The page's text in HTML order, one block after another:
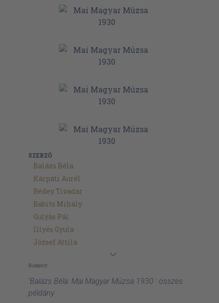
SZERZŐ
Balázs Béla
Kárpáti Aurél
Rédey Tivadar
Babits Mihály
Gulyás Pál
Illyés Gyula
József Attila
Budapest
'Balázs Béla: Mai Magyar Múzsa 1930 ' összes
példány